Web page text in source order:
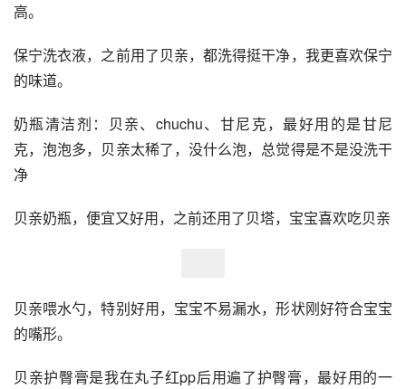
高。
保宁洗衣液，之前用了贝亲，都洗得挺干净，我更喜欢保宁
的味道。
奶瓶清洁剂：贝亲、chuchu、甘尼克，最好用的是甘尼
克，泡泡多，贝亲太稀了，没什么泡，总觉得是不是没洗干
净
贝亲奶瓶，便宜又好用，之前还用了贝塔，宝宝喜欢吃贝亲
贝亲喂水勺，特别好用，宝宝不易漏水，形状刚好符合宝宝
的嘴形。
贝亲护臀膏是我在丸子红pp后用遍了护臀膏，最好用的一